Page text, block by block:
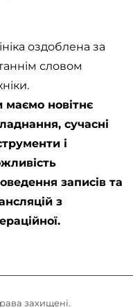
оздоблена за
словом
маємо новітнє
сучасні
і
записів та
з
захищені.